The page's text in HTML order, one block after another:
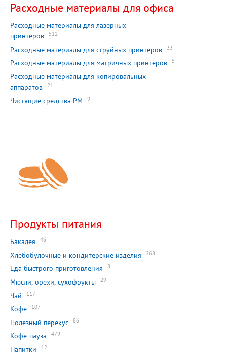
Расходные материалы для офиса
Расходные материалы для лазерных
принтеров
512
Расходные материалы для струйных принтеров 33
Расходные материалы для матричных принтеров 5
Расходные материалы для копировальных
аппаратов
21
Чистящие средства РМ 9
Продукты питания
Бакалея 46
Хлебобулочные и кондитерские изделия 268
Еда быстрого приготовления 8
Мюсли, орехи, сухофрукты 29
Чай 117
Кофе 107
Полезный перекус 86
Кофе-пауза 479
Напитки 12